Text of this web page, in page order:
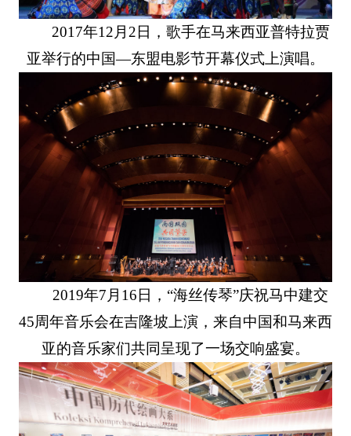
2017年12月2日，歌手在马来西亚普特拉贾
亚举行的中国—东盟电影节开幕仪式上演唱。
2019年7月16日，“海丝传琴”庆祝马中建交
45周年音乐会在吉隆坡上演，来自中国和马来西
亚的音乐家们共同呈现了一场交响盛宴。